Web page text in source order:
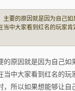
主要的原因就是因为自己
当中大家看到红名的玩家
以如果想能够让自己的追
原因就是因为自己
中大家看到红名的
所以如果想能够让